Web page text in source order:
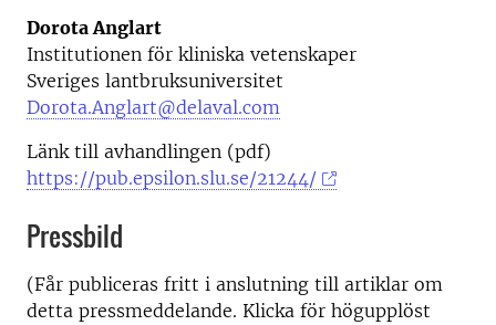
Dorota Anglart
Institutionen för kliniska vetenskaper
Sveriges lantbruksuniversitet
Dorota.Anglart@delaval.com
Länk till avhandlingen (pdf)
https://pub.epsilon.slu.se/21244/
Pressbild
(Får publiceras fritt i anslutning till artiklar om
detta pressmeddelande. Klicka för högupplöst